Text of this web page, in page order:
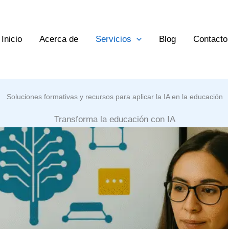
Inicio Acerca de Servicios Blog Contacto
Soluciones formativas y recursos para aplicar la IA en la educación
Transforma la educación con IA